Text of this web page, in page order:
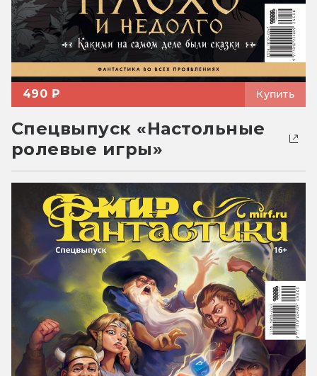
490 ₽ Купить
Спецвыпуск «Настольные
ролевые игры»